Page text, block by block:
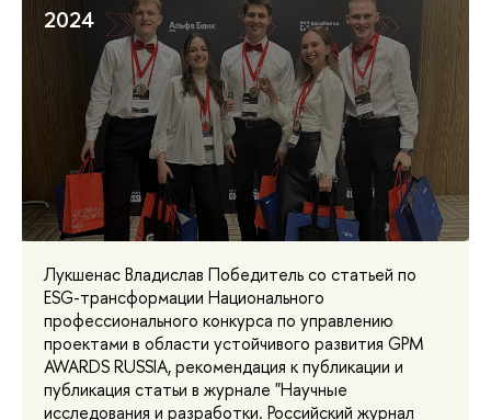
2024
Лукшенас Владислав Победитель со статьей по
ESG-трансформации Национального
профессионального конкурса по управлению
проектами в области устойчивого развития GPM
AWARDS RUSSIA, рекомендация к публикации и
публикация статьи в журнале "Научные
исследования и разработки. Российский журнал